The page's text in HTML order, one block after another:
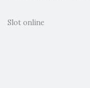
Slot online